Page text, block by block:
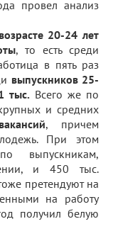
провел анализ
20-24 лет
, то есть среди
в пять раз
выпускников 25-
тыс. Всего же по
и средних
, причем
При этом
выпускникам,
и 450 тыс.
претендуют на
на работу
получил белую